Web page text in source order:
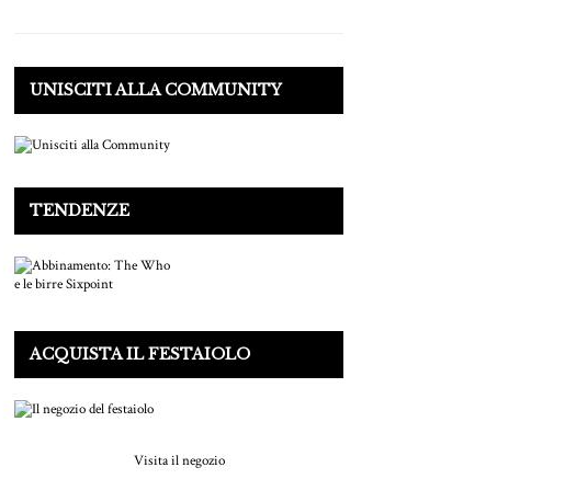
UNISCITI ALLA COMMUNITY
TENDENZE
ACQUISTA IL FESTAIOLO
Visita il negozio